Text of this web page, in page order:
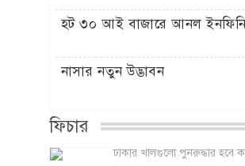
হট ৩০ আই বাজারে আনল
নাসার নতুন উদ্ভাবন
ফিচার